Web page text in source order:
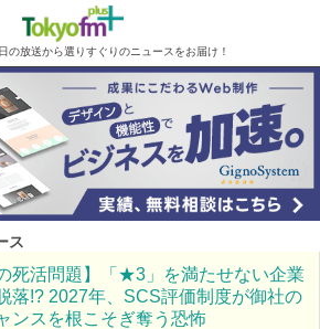
の放送から選りすぐりのニュースをお届け！
ス
死活問題】「★3」を満たせない企業
落!? 2027年、SCS評価制度が御社の
ンスを根こそぎ奪う恐怖